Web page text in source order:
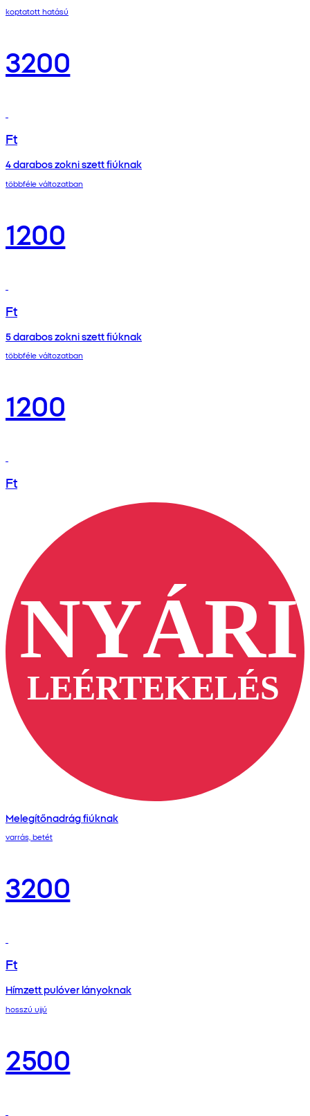
koptatott hatású
3200
Ft
4 darabos zokni szett fiúknak
többféle változatban
1200
Ft
5 darabos zokni szett fiúknak
többféle változatban
1200
Ft
Melegítőnadrág fiúknak
varrás, betét
3200
Ft
Hímzett pulóver lányoknak
hosszú ujjú
2500